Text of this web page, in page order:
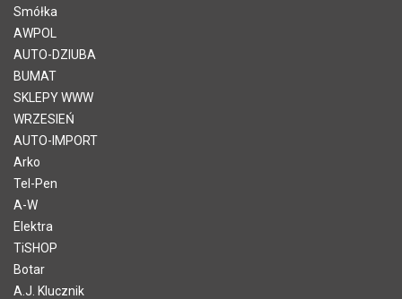
Smółka
AWPOL
AUTO-DZIUBA
BUMAT
SKLEPY WWW
WRZESIEŃ
AUTO-IMPORT
Arko
Tel-Pen
A-W
Elektra
TiSHOP
Botar
A.J. Klucznik